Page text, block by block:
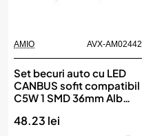
AMIO AVX-AM02442
Set becuri auto cu LED
CANBUS sofit compatibil
C5W 1 SMD 36mm Alb
competitiilor auto sau
48.23 lei